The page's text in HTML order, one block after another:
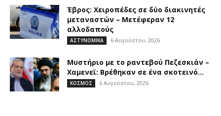
Έβρος: Χειροπέδες σε δύο διακινητές
μεταναστών – Μετέφεραν 12
αλλοδαπούς
ΑΣΤΥΝΟΜΙΚΑ 6 Αυγούστου, 2026
Μυστήριο με το ραντεβού Πεζεσκιάν –
Χαμενεϊ: Βρέθηκαν σε ένα σκοτεινό...
ΚΟΣΜΟΣ 6 Αυγούστου, 2026